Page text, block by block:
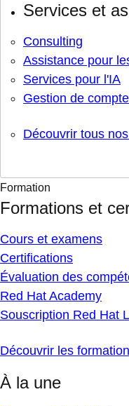
Services et
Consulting
Assistance pour
Services pour l'IA
Gestion de
Découvrir tous
Formation
Formations et
Cours et examens
Certifications
Évaluation des
Red Hat Academy
Souscription Red Hat
Découvrir les
À la une